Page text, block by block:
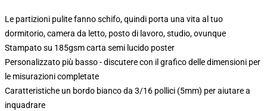
Le partizioni pulite fanno schifo, quindi porta una vita al tuo
dormitorio, camera da letto, posto di lavoro, studio, ovunque
Stampato su 185gsm carta semi lucido poster
Personalizzato più basso - discutere con il grafico delle dimensioni per
le misurazioni completate
Caratteristiche un bordo bianco da 3/16 pollici (5mm) per aiutare a
inquadrare